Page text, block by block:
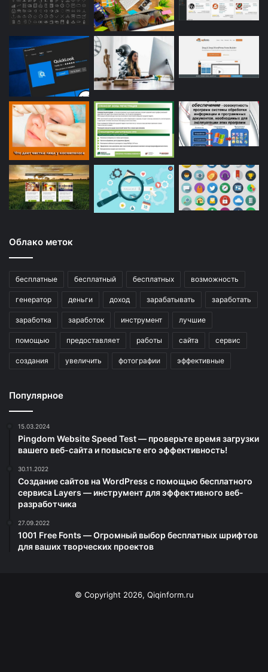
Облако меток
бесплатные бесплатный бесплатных возможность
генератор деньги доход зарабатывать заработать
заработка заработок инструмент лучшие
помощью предоставляет работы сайта сервис
создания увеличить фотографии эффективные
Популярное
15.03.2024
Pingdom Website Speed Test — проверьте время загрузки
вашего веб-сайта и повысьте его эффективность!
30.11.2022
Создание сайтов на WordPress с помощью бесплатного
сервиса Layers — инструмент для эффективного веб-
разработчика
27.09.2022
1001 Free Fonts — Огромный выбор бесплатных шрифтов
для ваших творческих проектов
© Copyright 2026, Qiqinform.ru